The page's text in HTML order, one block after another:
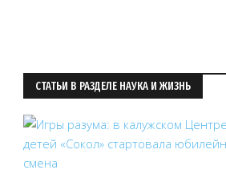
СТАТЬИ В РАЗДЕЛЕ НАУКА И ЖИЗНЬ